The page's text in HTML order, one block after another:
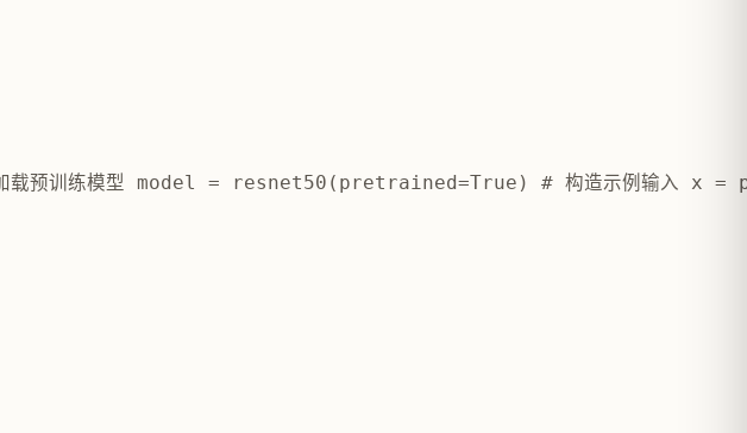
训练模型 model = resnet50(pretrained=True) # 构造示例输入